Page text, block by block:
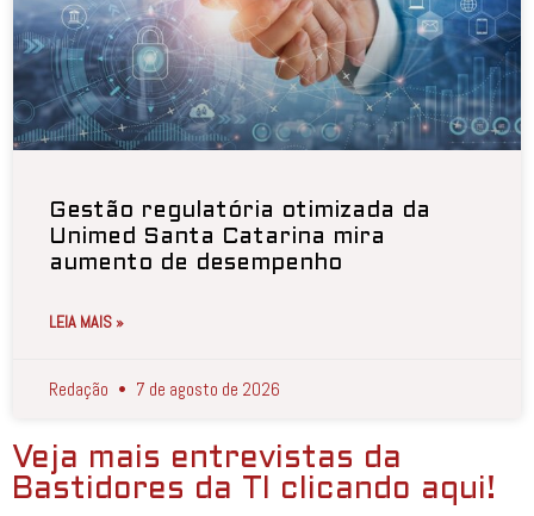
Gestão regulatória otimizada da
Unimed Santa Catarina mira
aumento de desempenho
LEIA MAIS »
Redação 7 de agosto de 2026
Veja mais entrevistas da
Bastidores da TI clicando aqui!